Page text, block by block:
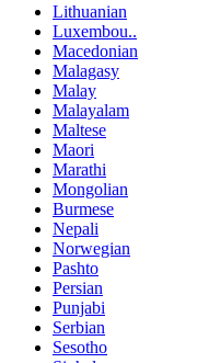
Lithuanian
Luxembou..
Macedonian
Malagasy
Malay
Malayalam
Maltese
Maori
Marathi
Mongolian
Burmese
Nepali
Norwegian
Pashto
Persian
Punjabi
Serbian
Sesotho